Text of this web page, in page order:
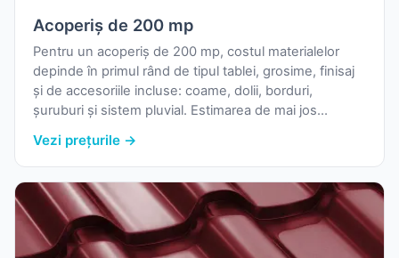
Acoperiș de 200 mp
Pentru un acoperiș de 200 mp, costul materialelor
depinde în primul rând de tipul tablei, grosime, finisaj
și de accesoriile incluse: coame, dolii, borduri,
șuruburi și sistem pluvial. Estimarea de mai jos
nostru și o marjă uzuală pentru pierderi la debitare.
Vezi prețurile →